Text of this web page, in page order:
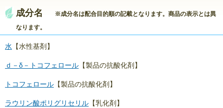
成分名
※成分名は配合目的順の記載となります。商品の表示とは異
なります。
水 【水性基剤】
ｄ－δ－トコフェロール 【製品の抗酸化剤】
トコフェロール 【製品の抗酸化剤】
ラウリン酸ポリグリセリル 【乳化剤】